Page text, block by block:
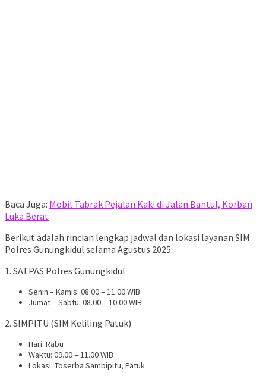
Baca Juga: Mobil Tabrak Pejalan Kaki di Jalan Bantul, Korban
Luka Berat
Berikut adalah rincian lengkap jadwal dan lokasi layanan SIM
Polres Gunungkidul selama Agustus 2025:
1. SATPAS Polres Gunungkidul
Senin – Kamis: 08.00 – 11.00 WIB
Jumat – Sabtu: 08.00 – 10.00 WIB
2. SIMPITU (SIM Keliling Patuk)
Hari: Rabu
Waktu: 09.00 – 11.00 WIB
Lokasi: Toserba Sambipitu, Patuk